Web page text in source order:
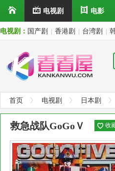
电视剧 电影
电视剧： 国产剧 香港剧 台湾剧
首页 电视剧 日本剧
救急战队GoGoＶ 收